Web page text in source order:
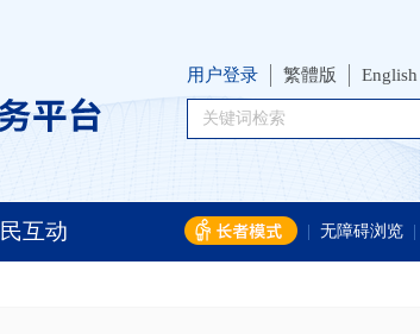
用户登录 繁體版 English
互动 无障碍浏览